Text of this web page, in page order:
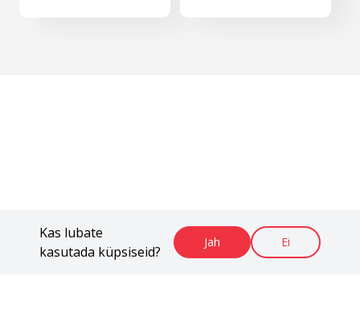
Kas lubate
kasutada küpsiseid?
Jah Ei